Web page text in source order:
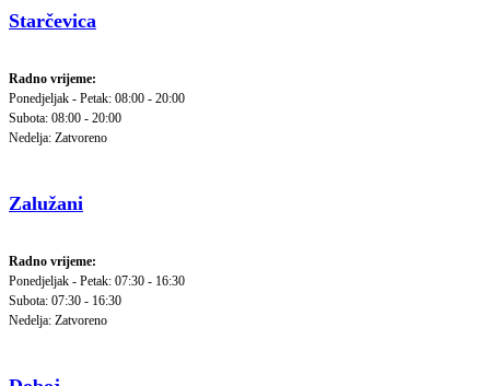
Starčevica
Radno vrijeme:
Ponedjeljak - Petak: 08:00 - 20:00
Subota: 08:00 - 20:00
Nedelja: Zatvoreno
Zalužani
Radno vrijeme:
Ponedjeljak - Petak: 07:30 - 16:30
Subota: 07:30 - 16:30
Nedelja: Zatvoreno